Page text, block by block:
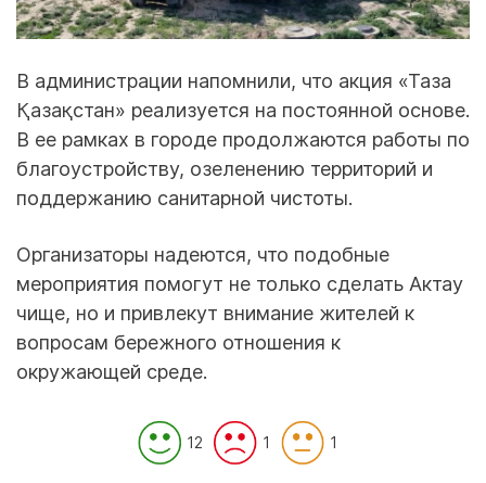
В администрации напомнили, что акция «Таза
Қазақстан» реализуется на постоянной основе.
В ее рамках в городе продолжаются работы по
благоустройству, озеленению территорий и
поддержанию санитарной чистоты.
Организаторы надеются, что подобные
мероприятия помогут не только сделать Актау
чище, но и привлекут внимание жителей к
вопросам бережного отношения к
окружающей среде.
12 1 1